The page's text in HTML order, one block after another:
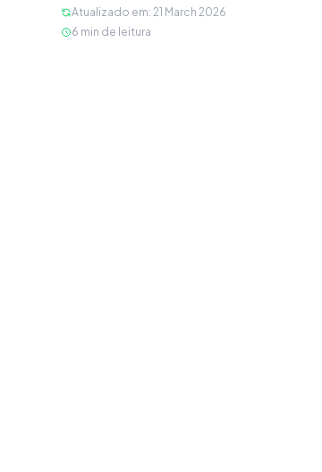
Atualizado em: 21 March 2026
6 min de leitura